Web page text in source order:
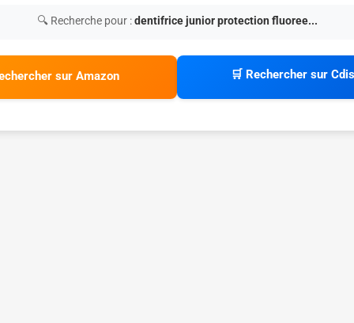
🔍 Recherche pour :dentifrice junior protection fluoree...
sur Amazon 🛒 Rechercher sur